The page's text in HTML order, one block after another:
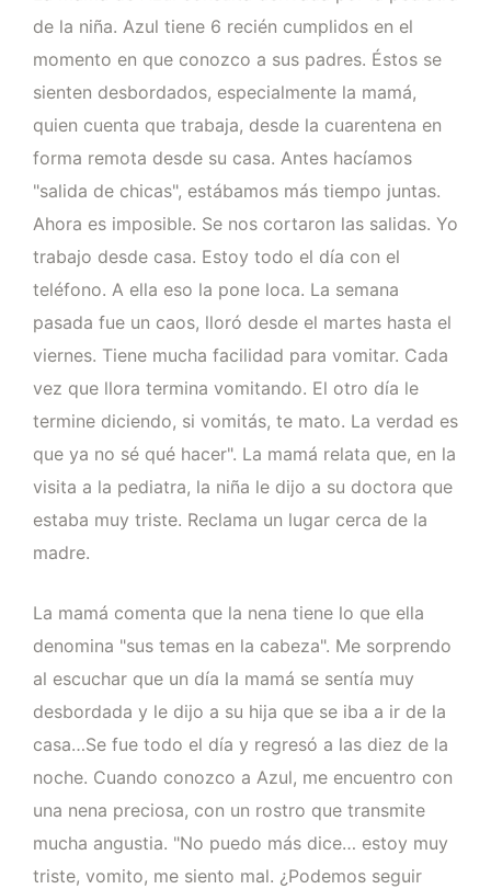
de la niña. Azul tiene 6 recién cumplidos en el
momento en que conozco a sus padres. Éstos se
sienten desbordados, especialmente la mamá,
quien cuenta que trabaja, desde la cuarentena en
forma remota desde su casa. Antes hacíamos
"salida de chicas", estábamos más tiempo juntas.
Ahora es imposible. Se nos cortaron las salidas. Yo
trabajo desde casa. Estoy todo el día con el
teléfono. A ella eso la pone loca. La semana
pasada fue un caos, lloró desde el martes hasta el
viernes. Tiene mucha facilidad para vomitar. Cada
vez que llora termina vomitando. El otro día le
termine diciendo, si vomitás, te mato. La verdad es
que ya no sé qué hacer". La mamá relata que, en la
visita a la pediatra, la niña le dijo a su doctora que
estaba muy triste. Reclama un lugar cerca de la
madre.
La mamá comenta que la nena tiene lo que ella
denomina "sus temas en la cabeza". Me sorprendo
al escuchar que un día la mamá se sentía muy
desbordada y le dijo a su hija que se iba a ir de la
casa…Se fue todo el día y regresó a las diez de la
noche. Cuando conozco a Azul, me encuentro con
una nena preciosa, con un rostro que transmite
mucha angustia. "No puedo más dice… estoy muy
triste, vomito, me siento mal. ¿Podemos seguir